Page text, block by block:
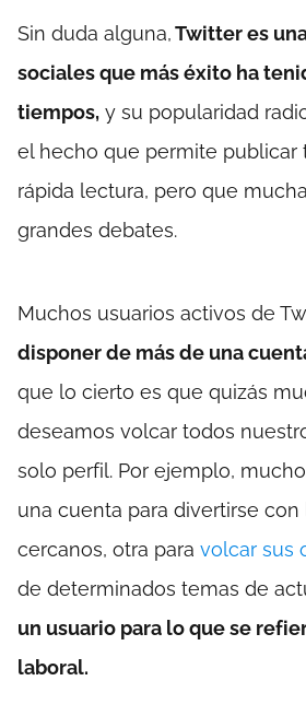
Sin duda alguna,Twitter es
sociales que más éxito ha
tiempos, y su popularidad
el hecho que permite publicar
rápida lectura, pero que
grandes debates.
Muchos usuarios activos de
disponer de más de una
que lo cierto es que quizás
deseamos volcar todos
solo perfil. Por ejemplo,
una cuenta para divertirse con
cercanos, otra para volcar sus
de determinados temas de
un usuario para lo que se
laboral.